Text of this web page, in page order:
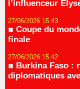
l’influenceur
27/06/2026 15:43
Coupe du
finale
27/06/2026 15:42
Burkina Faso :
diplomatiques